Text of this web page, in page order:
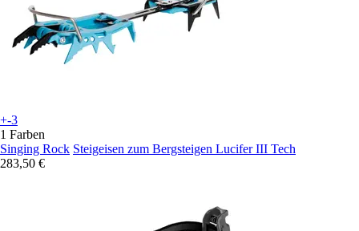
+-3
1 Farben
Singing Rock Steigeisen zum Bergsteigen Lucifer III Tech
283,50 €